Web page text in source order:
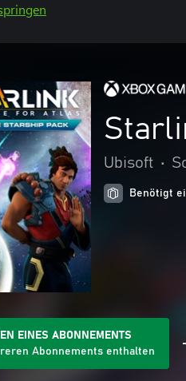
Ubisoft •
Benötigt
EINES ABONNEMENTS
Abonnements enthalten